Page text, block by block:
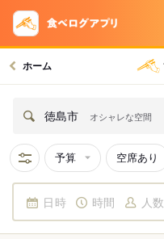
ホーム
徳島市 オシャレな空間
予算 空席あり
日時 時間 人数